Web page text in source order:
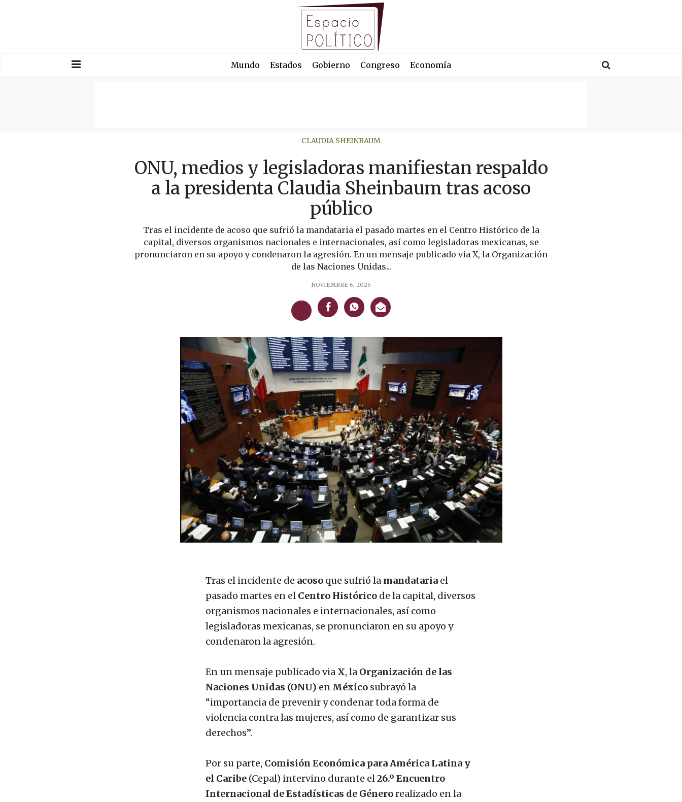
Mundo Estados Gobierno Congreso Economía
CLAUDIA SHEINBAUM
ONU, medios y legisladoras manifiestan respaldo
a la presidenta Claudia Sheinbaum tras acoso
público
Tras el incidente de acoso que sufrió la mandataria el pasado martes en el Centro Histórico de la
capital, diversos organismos nacionales e internacionales, así como legisladoras mexicanas, se
pronunciaron en su apoyo y condenaron la agresión. En un mensaje publicado via X, la Organización
de las Naciones Unidas...
NOVIEMBRE 6, 2025
Tras el incidente de acosoque sufrió la mandatariael
pasado martes en el Centro Históricode la capital, diversos
organismos nacionales e internacionales, así como
legisladoras mexicanas, se pronunciaron en su apoyo y
condenaron la agresión.
En un mensaje publicado via X, la Organización de las
Naciones Unidas (ONU) en Méxicosubrayó la
“importancia de prevenir y condenar toda forma de
violencia contra las mujeres, así como de garantizar sus
derechos”.
Por su parte, Comisión Económica para América Latina y
el Caribe(Cepal) intervino durante el26.º Encuentro
Internacional de Estadísticas de Génerorealizado en la